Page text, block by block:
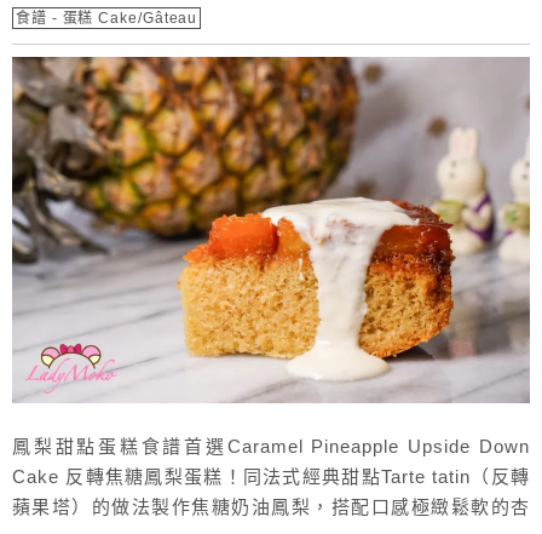
食譜 - 蛋糕 Cake/Gâteau
鳳梨甜點蛋糕食譜首選Caramel Pineapple Upside Down
Cake 反轉焦糖鳳梨蛋糕！同法式經典甜點Tarte tatin（反轉
蘋果塔）的做法製作焦糖奶油鳳梨，搭配口感極緻鬆軟的杏